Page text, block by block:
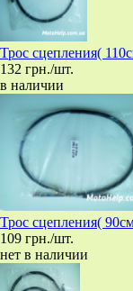
Трос сцепления(
132 грн./шт.
в наличии
Трос сцепления(
109 грн./шт.
нет в наличии